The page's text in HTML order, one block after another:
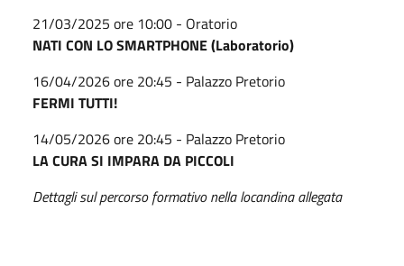
21/03/2025 ore 10:00 - Oratorio
NATI CON LO SMARTPHONE (Laboratorio)
16/04/2026 ore 20:45 - Palazzo Pretorio
FERMI TUTTI!
14/05/2026 ore 20:45 - Palazzo Pretorio
LA CURA SI IMPARA DA PICCOLI
Dettagli sul percorso formativo nella locandina allegata